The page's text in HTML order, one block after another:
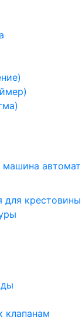
машина
для крестовины
клапанам